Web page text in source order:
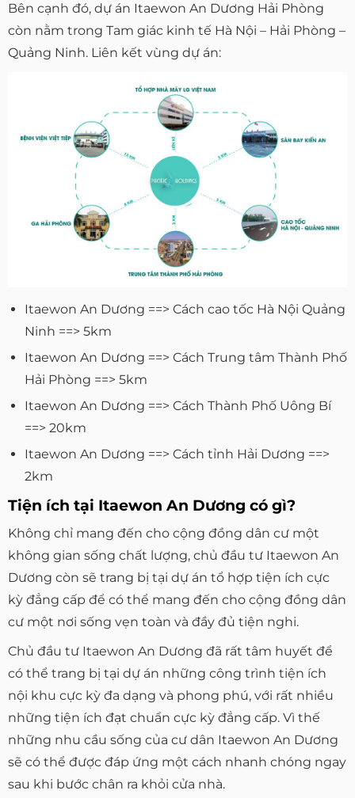
Bên cạnh đó, dự án Itaewon An Dương Hải Phòng
còn nằm trong Tam giác kinh tế Hà Nội – Hải Phòng –
Quảng Ninh. Liên kết vùng dự án:
Itaewon An Dương ==> Cách cao tốc Hà Nội Quảng
Ninh ==> 5km
Itaewon An Dương ==> Cách Trung tâm Thành Phố
Hải Phòng ==> 5km
Itaewon An Dương ==> Cách Thành Phố Uông Bí
==> 20km
Itaewon An Dương ==> Cách tỉnh Hải Dương ==>
2km
Tiện ích tại Itaewon An Dương có gì?
Không chỉ mang đến cho cộng đồng dân cư một
không gian sống chất lượng, chủ đầu tư Itaewon An
Dương còn sẽ trang bị tại dự án tổ hợp tiện ích cực
kỳ đẳng cấp để có thể mang đến cho cộng đồng dân
cư một nơi sống vẹn toàn và đầy đủ tiện nghi.
Chủ đầu tư Itaewon An Dương đã rất tâm huyết để
có thể trang bị tại dự án những công trình tiện ích
nội khu cực kỳ đa dạng và phong phú, với rất nhiều
những tiện ích đạt chuẩn cực kỳ đẳng cấp. Vì thế
những nhu cầu sống của cư dân Itaewon An Dương
sẽ có thể được đáp ứng một cách nhanh chóng ngay
sau khi bước chân ra khỏi cửa nhà.